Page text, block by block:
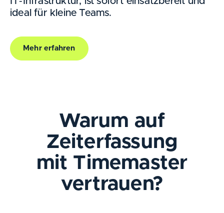
ideal für kleine Teams.
Mehr erfahren
Warum auf
Zeiterfassung
mit Timemaster
vertrauen?